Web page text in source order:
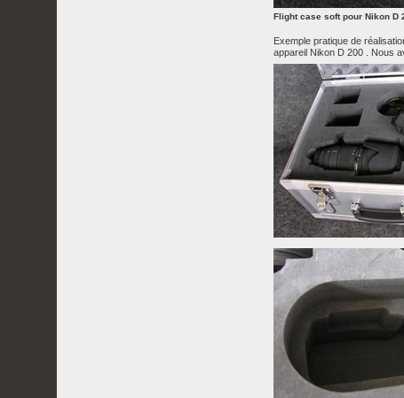
Flight case soft pour Nikon D
Exemple pratique de
appareil Nikon D 200 . Nous